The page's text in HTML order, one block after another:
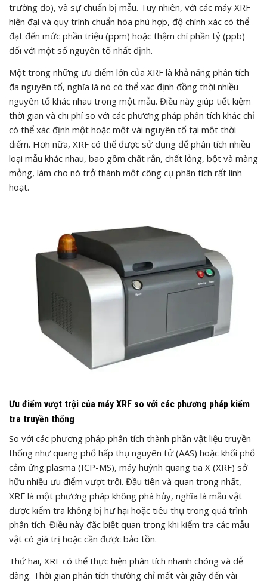
trường đo), và sự chuẩn bị mẫu. Tuy nhiên, với các máy XRF
hiện đại và quy trình chuẩn hóa phù hợp, độ chính xác có thể
đạt đến mức phần triệu (ppm) hoặc thậm chí phần tỷ (ppb)
đối với một số nguyên tố nhất định.
Một trong những ưu điểm lớn của XRF là khả năng phân tích
đa nguyên tố, nghĩa là nó có thể xác định đồng thời nhiều
nguyên tố khác nhau trong một mẫu. Điều này giúp tiết kiệm
thời gian và chi phí so với các phương pháp phân tích khác chỉ
có thể xác định một hoặc một vài nguyên tố tại một thời
điểm. Hơn nữa, XRF có thể được sử dụng để phân tích nhiều
loại mẫu khác nhau, bao gồm chất rắn, chất lỏng, bột và màng
mỏng, làm cho nó trở thành một công cụ phân tích rất linh
hoạt.
Ưu điểm vượt trội của máy XRF so với các phương pháp kiểm
tra truyền thống
So với các phương pháp phân tích thành phần vật liệu truyền
thống như quang phổ hấp thụ nguyên tử (AAS) hoặc khối phổ
cảm ứng plasma (ICP-MS), máy huỳnh quang tia X (XRF) sở
hữu nhiều ưu điểm vượt trội. Đầu tiên và quan trọng nhất,
XRF là một phương pháp không phá hủy, nghĩa là mẫu vật
được kiểm tra không bị hư hại hoặc tiêu thụ trong quá trình
phân tích. Điều này đặc biệt quan trọng khi kiểm tra các mẫu
vật có giá trị hoặc cần được bảo tồn.
Thứ hai, XRF có thể thực hiện phân tích nhanh chóng và dễ
dàng. Thời gian phân tích thường chỉ mất vài giây đến vài